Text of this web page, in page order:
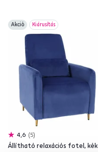
Akció Kiárusítás
4,6 5
Állítható relaxációs fotel, kék